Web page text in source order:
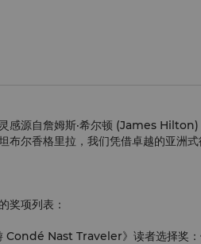
感源自詹姆斯·希尔顿 (James
布尔香格里拉，我们凭借卓越的亚洲
奖项列表：
Nast Traveler》读者选择奖：